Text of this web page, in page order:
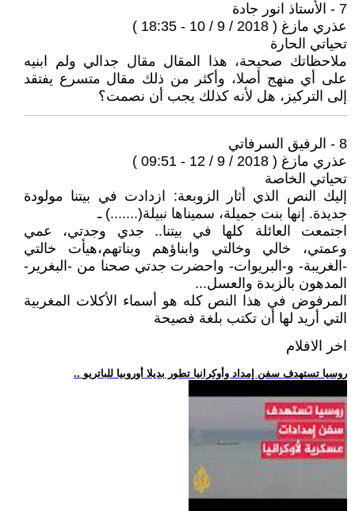
7 - الأستاذ انور جادة
عذري مازغ ( 2018 / 9 / 10 - 18:35 )
تحياتي الحارة
ملاحظاتك صحيحة، هذا المقال مقال جدالي ولم ابنيه
على أي منهج أصلا، وأكثر من ذلك مقال متسرع يفتقد
إلى التركيز، هل لأنه كذلك يجب أن نصمت؟
8 - الرفيق السرفاتي
عذري مازغ ( 2018 / 9 / 12 - 09:51 )
تحياتي الخاصة
إليك النص الذي أثار الزوبعة: ازدادت في بيتنا مولودة
جديدة. إنها بنت جميلة، سميناها نبيلة(.......) ـ
اجتمعت العائلة كلها في بيتنا.. جدي وجدتي، عمي
وعمتي، خالي وخالتي وابناؤهم وبناتهم،هيأت خالتي
-الغريبة- و-البريوات- واحضرت جدتي صحنا من -البغرير-
المدهون بالزبدة والعسل...
المرفوض في هذا النص كله هو أسماء الأكلات المغربية
التي أريد لها أن تكتب بلغة فصيحة
اخر الافلام
.. روسيا تستهدف سفن إمداد وأوكرانيا تطور بديلا أوروبيا للباتريو